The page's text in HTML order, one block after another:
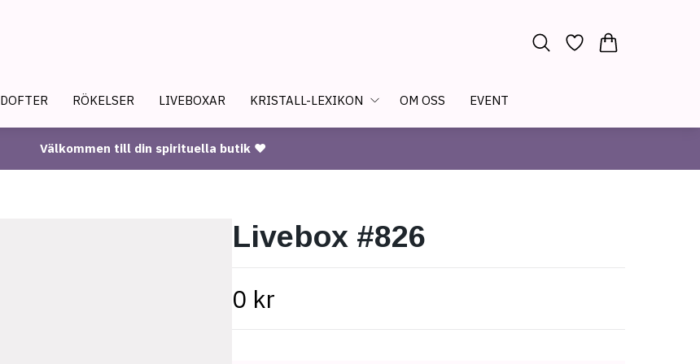
DOFTER RÖKELSER LIVEBOXAR KRISTALL-LEXIKON OM OSS EVENT
Välkommen till din spirituella butik ♥
Livebox #826
0 kr